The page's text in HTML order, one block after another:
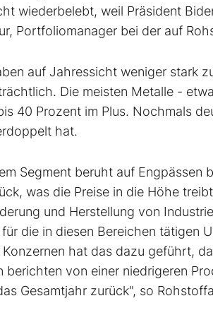
wiederbelebt, weil Präsident
Portfoliomanager bei der auf
auf Jahressicht weniger stark
Die meisten Metalle -
40 Prozent im Plus. Nochmals
hat.
Segment beruht auf
was die Preise in die Höhe
und Herstellung von
die in diesen Bereichen tätigen
Konzernen hat das dazu geführt,
berichten von einer niedrigeren
Gesamtjahr zurück", so